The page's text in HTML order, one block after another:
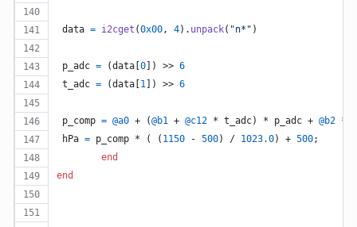
data = i2cget (0x00, 4) . unpack( "n*" )
p_adc = (data 0 ) >> 6
t_adc = (data 1 ) >> 6
p_comp = @a0 + (@b1 + @c12 * t_adc) * p_adc + @b2 *
hPa = p_comp * ( ( 1150 - 500) / 1023.0) + 500;
end
end